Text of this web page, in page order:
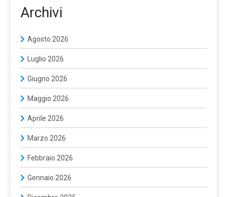
Archivi
Agosto 2026
Luglio 2026
Giugno 2026
Maggio 2026
Aprile 2026
Marzo 2026
Febbraio 2026
Gennaio 2026